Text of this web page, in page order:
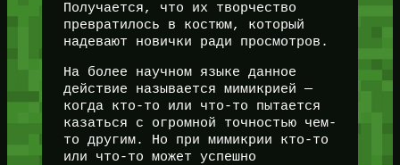
Получается, что их творчество
превратилось в костюм, который
надевают новички ради просмотров.
На более научном языке данное
действие называется мимикрией —
когда кто-то или что-то пытается
казаться с огромной точностью чем-
то другим. Но при мимикрии кто-то
или что-то может успешно